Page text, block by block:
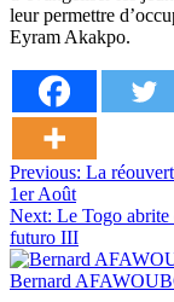
leur permettre
Eyram Akakpo.
Navigation
de
l’article
Previous: La
1er Août
Next: Le Togo
futuro III
Bernard